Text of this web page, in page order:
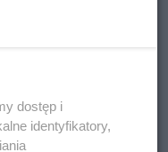
dostęp i
identyfikatory,